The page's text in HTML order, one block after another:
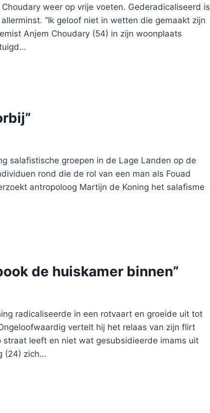
weer op vrije voeten. Gederadicaliseerd is
“Ik geloof niet in wetten die gemaakt zijn
Anjem Choudary (54) in zijn woonplaats
salafistische groepen in de Lage Landen op de
rond die de rol van een man als Fouad
antropoloog Martijn de Koning het salafisme
de huiskamer binnen”
radicaliseerde in een rotvaart en groeide uit tot
vertelt hij het relaas van zijn flirt
leeft en niet wat gesubsidieerde imams uit
(24) zich…